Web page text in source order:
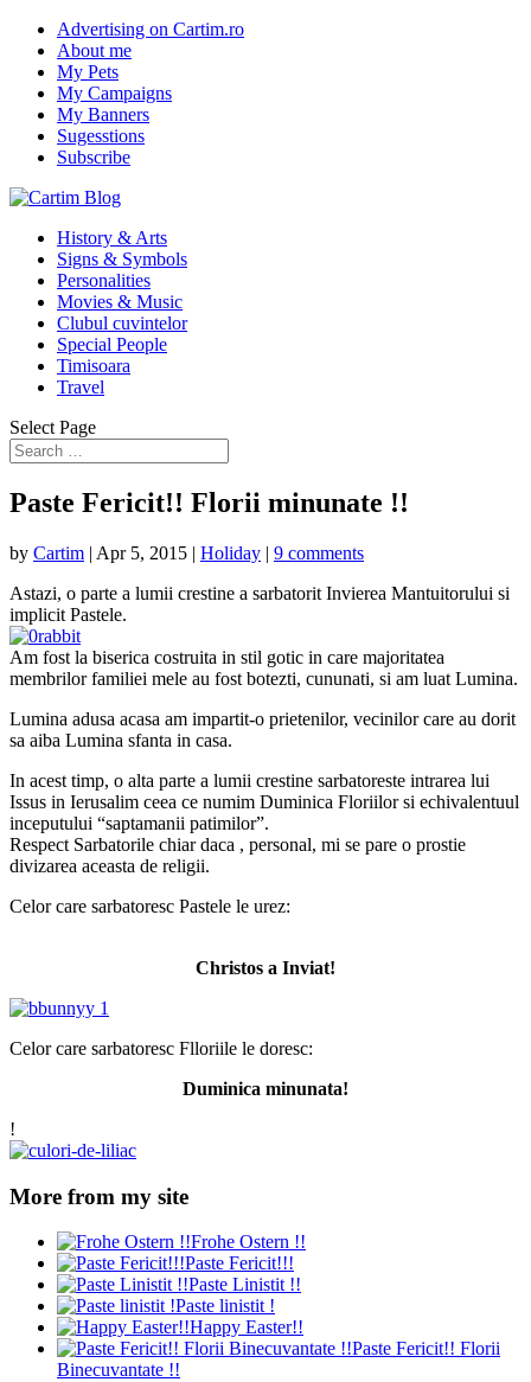
Advertising on Cartim.ro
About me
My Pets
My Campaigns
My Banners
Sugesstions
Subscribe
History & Arts
Signs & Symbols
Personalities
Movies & Music
Clubul cuvintelor
Special People
Timisoara
Travel
Select Page
Paste Fericit!! Florii minunate !!
by Cartim | Apr 5, 2015 | Holiday | 9 comments
Astazi, o parte a lumii crestine a sarbatorit Invierea Mantuitorului si
implicit Pastele.
Am fost la biserica costruita in stil gotic in care majoritatea
membrilor familiei mele au fost botezti, cununati, si am luat Lumina.
Lumina adusa acasa am impartit-o prietenilor, vecinilor care au dorit
sa aiba Lumina sfanta in casa.
In acest timp, o alta parte a lumii crestine sarbatoreste intrarea lui
Issus in Ierusalim ceea ce numim Duminica Floriilor si echivalentuul
inceputului “saptamanii patimilor”.
Respect Sarbatorile chiar daca , personal, mi se pare o prostie
divizarea aceasta de religii.
Celor care sarbatoresc Pastele le urez:
Christos a Inviat!
Celor care sarbatoresc Flloriile le doresc:
Duminica minunata!
!
More from my site
Frohe Ostern !!
Paste Fericit!!!
Paste Linistit !!
Paste linistit !
Happy Easter!!
Paste Fericit!! Florii
Binecuvantate !!